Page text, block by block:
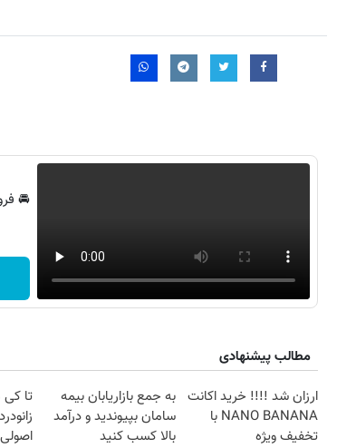
🚘
مطالب پیشنهادی
ارزان شد !!!! خرید اکانت
NANO BANANA با
تخفیف ویژه
به جمع بازاریابان بیمه
سامان بپیوندید و درآمد
بالا کسب کنید
تا